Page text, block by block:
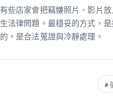
些店家會把竊嫌照片、影片
法律問題。最穩妥的方式，
，是合法蒐證與冷靜處理。